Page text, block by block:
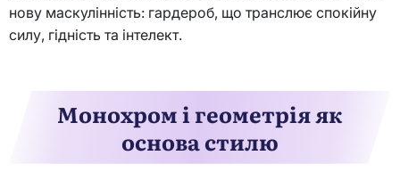
нову маскулінність: гардероб, що транслює спокійну
силу, гідність та інтелект.
Монохром і геометрія як
основа стилю